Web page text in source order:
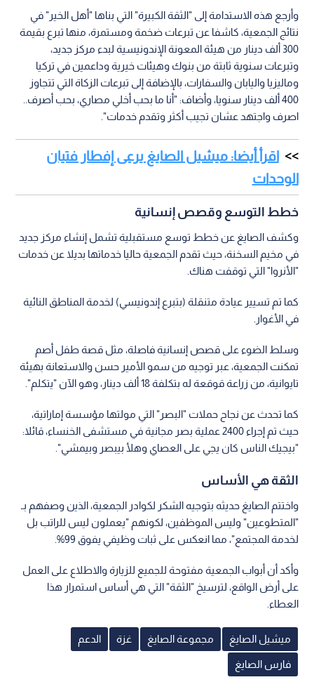
وأرجع هذه الاستدامة إلى "الثقة الكبيرة" التي بناها "أهل الخير" في
نتائج الجمعية، كاشفا عن تبرعات ضخمة ومستمرة، منها تبرع بقيمة
300 ألف دينار من هيئة المعونة الإندونيسية لبدء مركز جديد،
وتبرعات سنوية ثابتة من بنوك وهيئات خيرية وداعمين في تركيا
وماليزيا واليابان والسفارات، بالإضافة إلى تبرعات الزكاة التي تتجاوز
400 ألف دينار سنويا، وأضاف: "أنا ما بحب أخلي مصاري، بحب أصرف..
اصرف واجتهد عشان تجيب أكثر وتقدم خدمات".
اقرأ أيضا: ميشيل الصايغ يرعى إفطار فتيان
الوحدات
خطط التوسع وقصص إنسانية
وكشف الصايغ عن خطط توسع مستقبلية تشمل إنشاء مركز جديد
في مخيم السخنة، حيث تقدم الجمعية حاليا خدماتها بديلا عن خدمات
"الأنروا" التي توقفت هناك.
كما تم تسيير عيادة متنقلة (بتبرع إندونيسي) لخدمة المناطق النائية
في الأغوار.
وسلط الضوء على قصص إنسانية فاصلة، مثل قصة طفل أصم
تمكنت الجمعية، عبر توجيه من سمو الأمير حسن والاستعانة بهيئة
تايوانية، من زراعة قوقعة له بتكلفة 18 ألف دينار، وهو الآن "يتكلم".
كما تحدث عن نجاح حملات "البصر" التي مولتها مؤسسة إماراتية،
حيث تم إجراء 2400 عملية بصر مجانية في مستشفى الخنساء، قائلا:
"بيجيك الناس كان يجي على العصاي وهلأ بيبصر وبيمشي".
الثقة هي الأساس
واختتم الصايغ حديثه بتوجيه الشكر لكوادر الجمعية، الذين وصفهم بـ
"المتطوعين" وليس الموظفين، لكونهم "يعملون ليس للراتب بل
لخدمة المجتمع"، مما انعكس على ثبات وظيفي يفوق 99%.
وأكد أن أبواب الجمعية مفتوحة للجميع للزيارة والاطلاع على العمل
على أرض الواقع، لترسيخ "الثقة" التي هي أساس استمرار هذا
العطاء.
ميشيل الصايغ مجموعة الصايغ غزة الدعم
فارس الصايغ